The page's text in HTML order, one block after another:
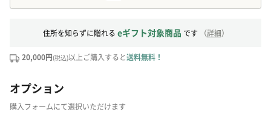
住所を知らずに贈れる eギフト対象商品 です （詳細）
20,000円(税込)以上ご購入すると送料無料！
オプション
購入フォームにて選択いただけます